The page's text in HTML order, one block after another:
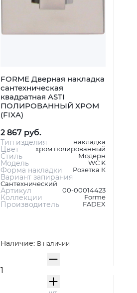
FORME Дверная накладка
сантехническая
квадратная ASTI
ПОЛИРОВАННЫЙ ХРОМ
(FIXA)
2 867 руб.
Тип изделия накладка
Цвет хром полированный
Стиль Модерн
Модель WC K
Форма накладки Розетка К
Вариант запирания
Сантехнический
Артикул 00-00014423
Коллекции Forme
Производитель FADEX
Наличие: В наличии